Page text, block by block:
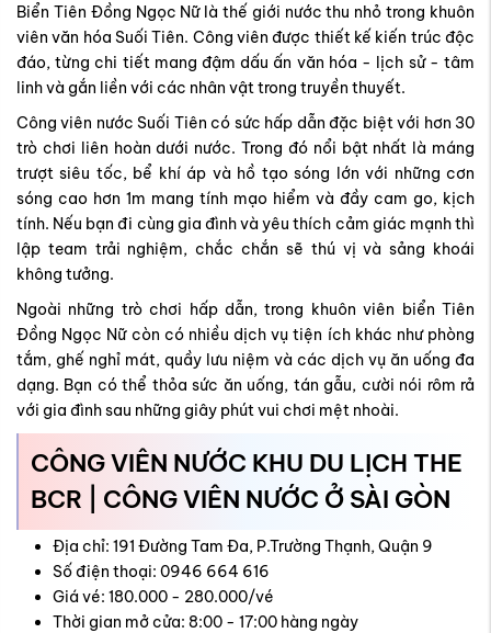
Biển Tiên Đồng Ngọc Nữ là thế giới nước thu nhỏ trong khuôn
viên văn hóa Suối Tiên. Công viên được thiết kế kiến trúc độc
đáo, từng chi tiết mang đậm dấu ấn văn hóa - lịch sử - tâm
linh và gắn liền với các nhân vật trong truyền thuyết.
Công viên nước Suối Tiên có sức hấp dẫn đặc biệt với hơn 30
trò chơi liên hoàn dưới nước. Trong đó nổi bật nhất là máng
trượt siêu tốc, bể khí áp và hồ tạo sóng lớn với những cơn
sóng cao hơn 1m mang tính mạo hiểm và đầy cam go, kịch
tính. Nếu bạn đi cùng gia đình và yêu thích cảm giác mạnh thì
lập team trải nghiệm, chắc chắn sẽ thú vị và sảng khoái
không tưởng.
Ngoài những trò chơi hấp dẫn, trong khuôn viên biển Tiên
Đồng Ngọc Nữ còn có nhiều dịch vụ tiện ích khác như phòng
tắm, ghế nghỉ mát, quầy lưu niệm và các dịch vụ ăn uống đa
dạng. Bạn có thể thỏa sức ăn uống, tán gẫu, cười nói rôm rả
với gia đình sau những giây phút vui chơi mệt nhoài.
CÔNG VIÊN NƯỚC KHU DU LỊCH THE
BCR | CÔNG VIÊN NƯỚC Ở SÀI GÒN
Địa chỉ: 191 Đường Tam Đa, P.Trường Thạnh, Quận 9
Số điện thoại: 0946 664 616
Giá vé: 180.000 - 280.000/vé
Thời gian mở cửa: 8:00 - 17:00 hàng ngày